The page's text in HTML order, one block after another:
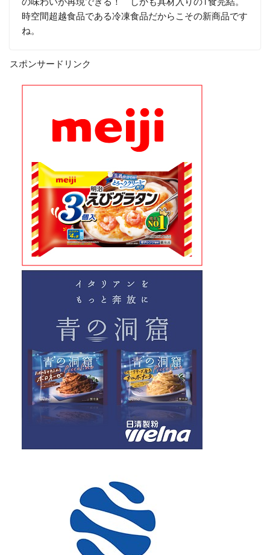
時空間超越食品である冷凍食品だからこその新商品です
ね。
スポンサードリンク